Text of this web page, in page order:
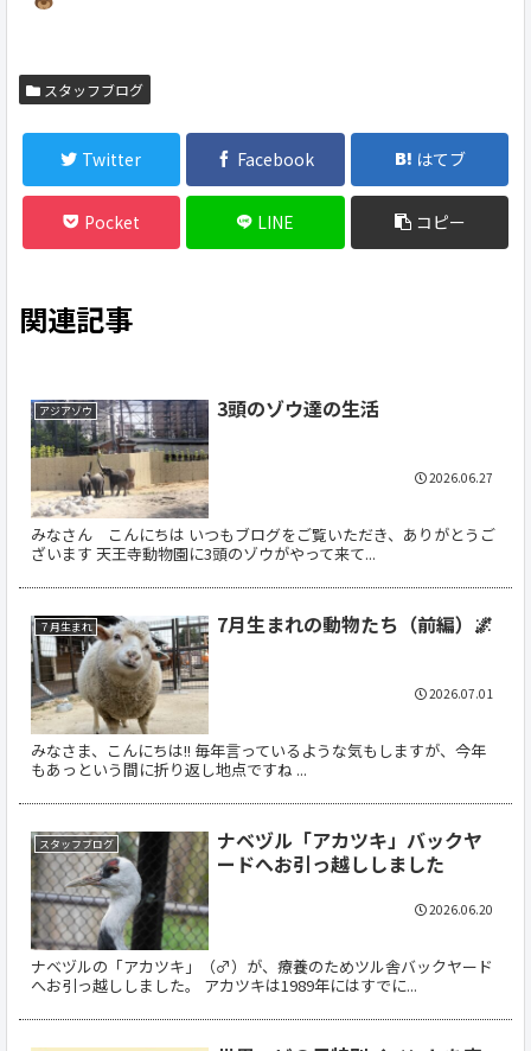
スタッフブログ
Twitter Facebook はてブ
Pocket LINE コピー
関連記事
アジアゾウ 3頭のゾウ達の生活
みなさん こんにちは いつもブログをご覧いただき、ありがとうご
ざいます 天王寺動物園に3頭のゾウがやって来て...
2026.06.27
７月生まれ 7月生まれの動物たち（前編）🌌
みなさま、こんにちは!! 毎年言っているような気もしますが、今年
もあっという間に折り返し地点ですね ...
2026.07.01
スタッフブログ
ナベヅル「アカツキ」バックヤ
ードへお引っ越ししました
ナベヅルの「アカツキ」（♂）が、療養のためツル舎バックヤード
へお引っ越ししました。 アカツキは1989年にはすでに...
2026.06.20